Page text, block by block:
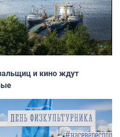
и кино ждут